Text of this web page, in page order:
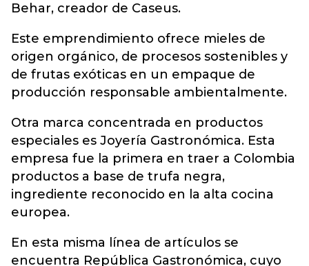
Behar, creador de Caseus.
Este emprendimiento ofrece mieles de
origen orgánico, de procesos sostenibles y
de frutas exóticas en un empaque de
producción responsable ambientalmente.
Otra marca concentrada en productos
especiales es Joyería Gastronómica. Esta
empresa fue la primera en traer a Colombia
productos a base de trufa negra,
ingrediente reconocido en la alta cocina
europea.
En esta misma línea de artículos se
encuentra República Gastronómica, cuyo